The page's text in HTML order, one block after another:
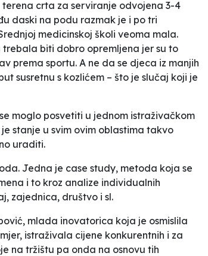
crta za serviranje odvojena 3-4
daski na podu razmak je i po tri
medicinskoj školi veoma mala.
biti dobro opremljena jer su to
prema sportu. A ne da se djeca iz manjih
susretnu s kozlićem – što je slučaj koji je
moglo posvetiti u jednom istraživačkom
stanje u svim ovim oblastima takvo
uraditi.
Jedna je case study, metoda koja se
i to kroz analize individualnih
zajednica, društvo i sl.
mlada inovatorica koja je osmislila
istraživala cijene konkurentnih i za
na tržištu pa onda na osnovu tih